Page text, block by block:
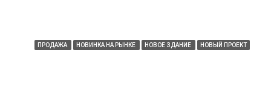
ПРОДАЖА НОВИНКА НА РЫНКЕ НОВОЕ ЗДАНИЕ НОВЫЙ ПРОЕКТ